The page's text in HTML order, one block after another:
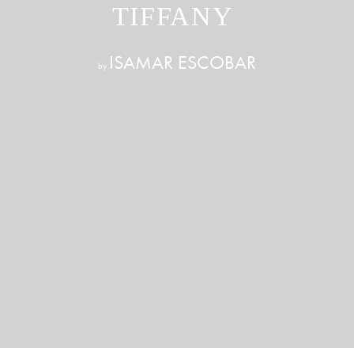
TIFFANY
by ISAMAR ESCOBAR